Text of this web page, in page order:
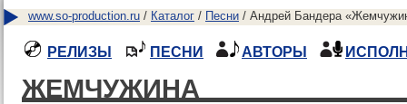
www.so-production.ru / Каталог / Песни / Андрей Бандера
РЕЛИЗЫ ПЕСНИ АВТОРЫ
ЖЕМЧУЖИНА